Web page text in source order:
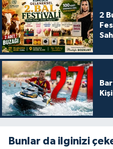
2
Bunlar da ilginizi